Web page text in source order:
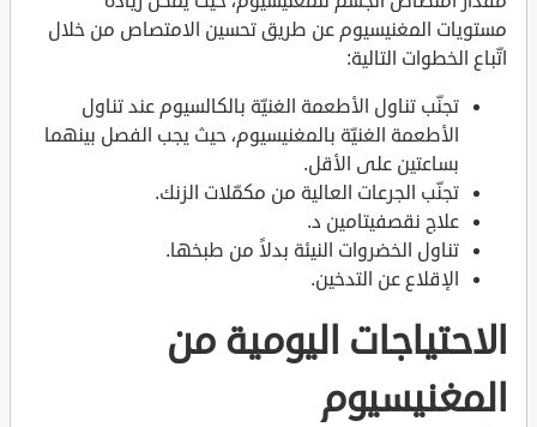
مستويات المغنيسيوم عن طريق تحسين الامتصاص من خلال
اتّباع الخطوات التالية:
تجنّب تناول الأطعمة الغنيّة بالكالسيوم عند تناول
الأطعمة الغنيّة بالمغنيسيوم، حيث يجب الفصل بينهما
بساعتين على الأقل.
تجنّب الجرعات العالية من مكمّلات الزنك.
علاج نقصفيتامين د.
تناول الخضروات النيئة بدلاً من طبخها.
الإقلاع عن التدخين.
الاحتياجات اليومية من
المغنيسيوم